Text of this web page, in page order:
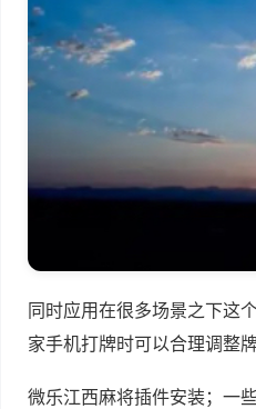
同时应用在很多场景之下这
家手机打牌时可以合理调整
微乐江西麻将插件安装；一